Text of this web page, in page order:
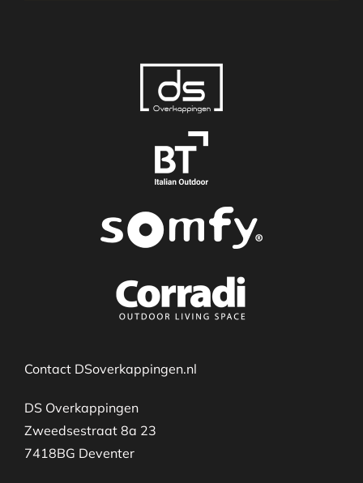
Contact DSoverkappingen.nl
DS Overkappingen
Zweedsestraat 8a 23
7418BG Deventer